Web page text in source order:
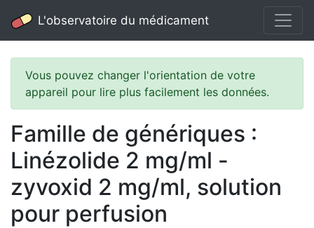
L'observatoire du médicament
Vous pouvez changer l'orientation de votre
appareil pour lire plus facilement les données.
Famille de génériques :
Linézolide 2 mg/ml -
zyvoxid 2 mg/ml, solution
pour perfusion